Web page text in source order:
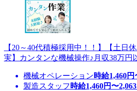
【20～40代積極採用中！！】【土日
実】カンタンな機械操作♪月収38万円
機械オペレーション時給1,460円
製造スタッフ 時給1,460円〜2,063